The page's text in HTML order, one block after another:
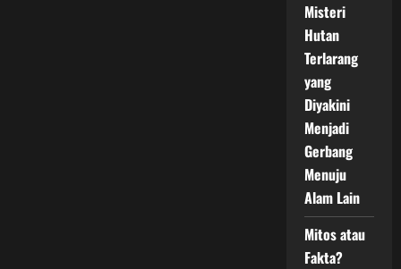
Misteri
Hutan
Terlarang
yang
Diyakini
Menjadi
Gerbang
Menuju
Alam Lain
Mitos atau
Fakta?